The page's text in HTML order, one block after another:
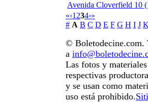
Avenida Cloverfield 10
«‹1 234›»
# A B C D E F G H I J
© Boletodecine.com.
a
Las fotos y
respectivas
y se usan como
uso está prohibido.